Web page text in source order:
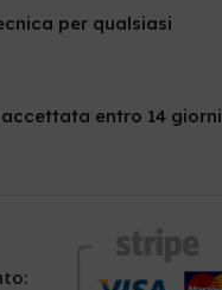
per qualsiasi
entro 14 giorni